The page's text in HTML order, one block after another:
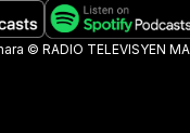
© RADIO TELEVISYEN